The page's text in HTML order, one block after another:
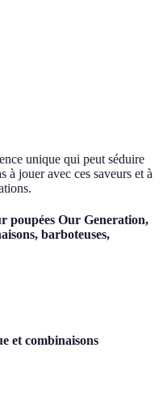
unique qui peut séduire
à jouer avec ces saveurs et à
poupées Our Generation,
barboteuses,
et combinaisons